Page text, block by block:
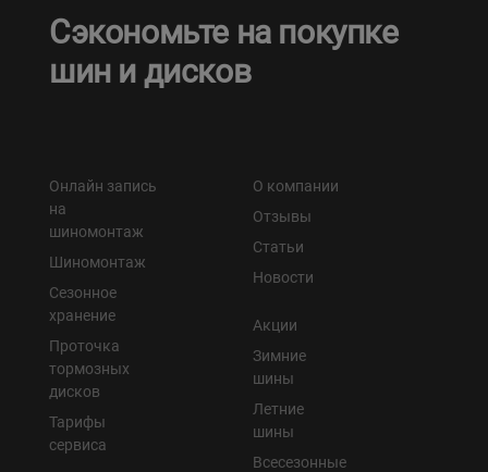
Сэкономьте на покупке
шин и дисков
Онлайн запись
на
шиномонтаж
Шиномонтаж
Сезонное
хранение
Проточка
тормозных
дисков
Тарифы
сервиса
О компании
Отзывы
Статьи
Новости
Акции
Зимние
шины
Летние
шины
Всесезонные